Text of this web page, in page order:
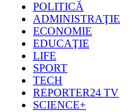
POLITICĂ
ADMINISTRAŢIE
ECONOMIE
EDUCAŢIE
LIFE
SPORT
TECH
REPORTER24 TV
SCIENCE+